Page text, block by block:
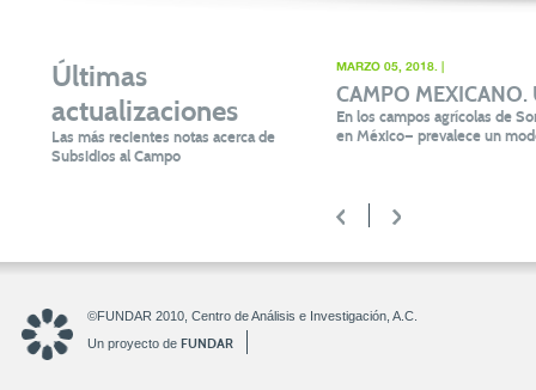
Últimas
actualizaciones
Las más recientes notas acerca de
Subsidios al Campo
MARZO 05, 2018. |
CAMPO
En los campos agrícolas de
en México— prevalece un
< >
©FUNDAR 2010, Centro de Análisis e Investigación, A.C.
Un proyecto de FUNDAR